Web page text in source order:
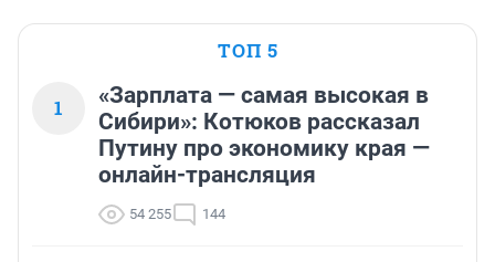
ТОП 5
1
«Зарплата — самая высокая в
Сибири»: Котюков рассказал
Путину про экономику края —
онлайн-трансляция
54 255 144